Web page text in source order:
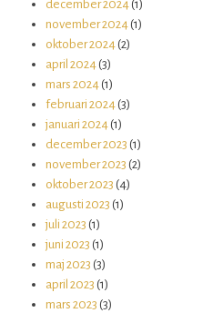
december 2024 (1)
november 2024 (1)
oktober 2024 (2)
april 2024 (3)
mars 2024 (1)
februari 2024 (3)
januari 2024 (1)
december 2023 (1)
november 2023 (2)
oktober 2023 (4)
augusti 2023 (1)
juli 2023 (1)
juni 2023 (1)
maj 2023 (3)
april 2023 (1)
mars 2023 (3)